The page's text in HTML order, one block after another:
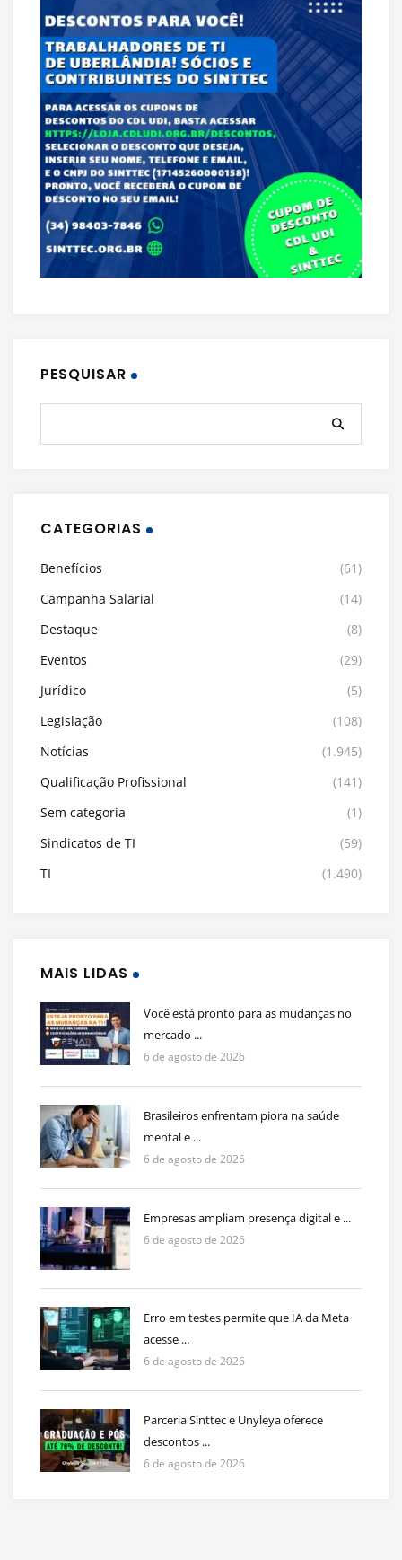
PESQUISAR
CATEGORIAS
Benefícios
(61)
Campanha Salarial
(14)
Destaque
(8)
Eventos
(29)
Jurídico
(5)
Legislação
(108)
Notícias
(1.945)
Qualificação Profissional
(141)
Sem categoria
(1)
Sindicatos de TI
(59)
TI
(1.490)
MAIS LIDAS
Você está pronto para as mudanças no
mercado ...
6 de agosto de 2026
Brasileiros enfrentam piora na saúde
mental e ...
6 de agosto de 2026
Empresas ampliam presença digital e ...
6 de agosto de 2026
Erro em testes permite que IA da Meta
acesse ...
6 de agosto de 2026
Parceria Sinttec e Unyleya oferece
descontos ...
6 de agosto de 2026